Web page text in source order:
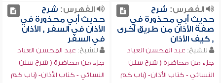
الفهرس: شرح
حديث أبي محذورة في
صفة الأذان من طريق أخرى
, كيف الأذان
للشيخ: عبد المحسن العباد
جزء من محاضرة ( شرح سنن
النسائي - كتاب الأذان- (باب كم
الفهرس: شرح
حديث أبي محذورة في
الأذان في السفر , الأذان
في السفر
للشيخ: عبد المحسن العباد
جزء من محاضرة ( شرح سنن
النسائي - كتاب الأذان- (باب كم